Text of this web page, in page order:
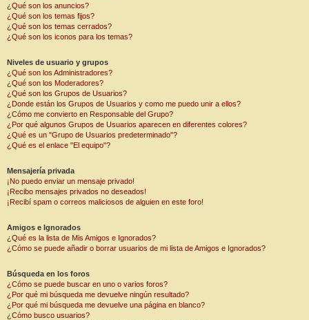
¿Qué son los anuncios?
¿Qué son los temas fijos?
¿Qué son los temas cerrados?
¿Qué son los iconos para los temas?
Niveles de usuario y grupos
¿Qué son los Administradores?
¿Qué son los Moderadores?
¿Qué son los Grupos de Usuarios?
¿Donde están los Grupos de Usuarios y como me puedo unir a ellos?
¿Cómo me convierto en Responsable del Grupo?
¿Por qué algunos Grupos de Usuarios aparecen en diferentes colores?
¿Qué es un "Grupo de Usuarios predeterminado"?
¿Qué es el enlace "El equipo"?
Mensajería privada
¡No puedo enviar un mensaje privado!
¡Recibo mensajes privados no deseados!
¡Recibí spam o correos maliciosos de alguien en este foro!
Amigos e Ignorados
¿Qué es la lista de Mis Amigos e Ignorados?
¿Cómo se puede añadir o borrar usuarios de mi lista de Amigos e Ignorados?
Búsqueda en los foros
¿Cómo se puede buscar en uno o varios foros?
¿Por qué mi búsqueda me devuelve ningún resultado?
¿Por qué mi búsqueda me devuelve una página en blanco?
¿Cómo busco usuarios?